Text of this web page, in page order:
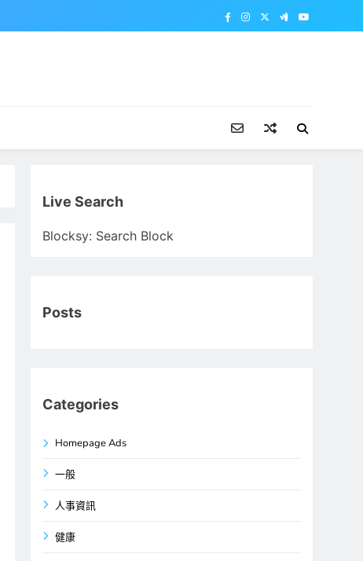
Live Search
Blocksy: Search Block
Posts
Categories
Homepage Ads
一般
人事資訊
健康